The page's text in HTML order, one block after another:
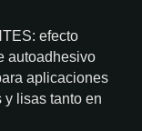
efecto
autoadhesivo
aplicaciones
y lisas tanto en